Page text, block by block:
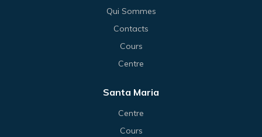
Qui Sommes
Contacts
Cours
Centre
Santa Maria
Centre
Cours